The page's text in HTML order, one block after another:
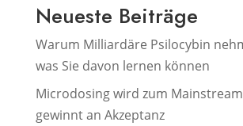
Neueste Beiträge
Warum Milliardäre Psilocybin
was Sie davon lernen können
Microdosing wird zum
gewinnt an Akzeptanz